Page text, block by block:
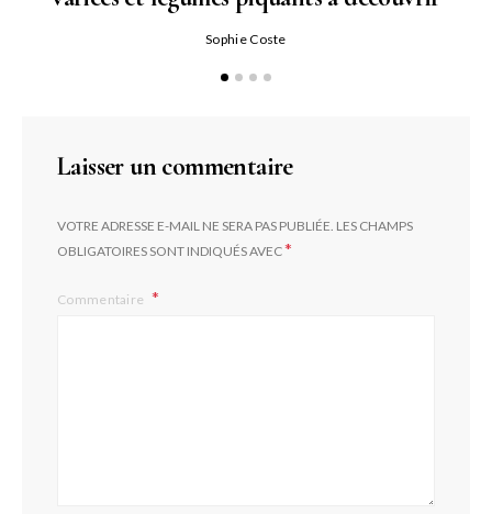
Sophie Coste
Laisser un commentaire
VOTRE ADRESSE E-MAIL NE SERA PAS PUBLIÉE. LES CHAMPS
OBLIGATOIRES SONT INDIQUÉS AVEC*
Commentaire